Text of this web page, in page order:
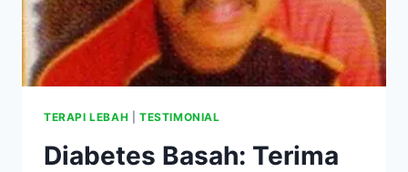
TERAPI LEBAH TESTIMONIAL
Diabetes Basah: Terima